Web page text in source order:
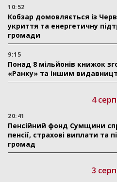
10:52
Кобзар домовляється із
укриття та енергетичну
громади
9:15
Понад 8 мільйонів книжок
«Ранку» та іншим
4
20:41
Пенсійний фонд Сумщини
пенсії, страхові виплати
громад
3